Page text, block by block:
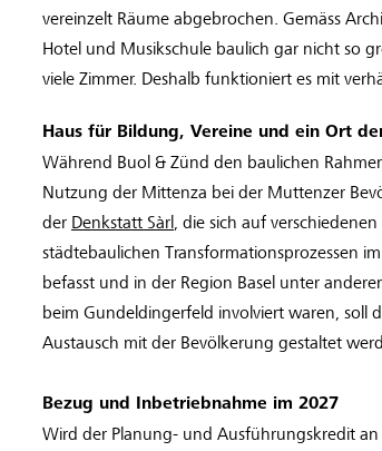
vereinzelt Räume abgebrochen. Gemäss
Hotel und Musikschule baulich gar nicht so
viele Zimmer. Deshalb funktioniert es mit
Haus für Bildung, Vereine und ein Ort
Während Buol & Zünd den baulichen
Nutzung der Mittenza bei der Muttenzer
der Denkstatt Sàrl , die sich auf
städtebaulichen Transformationsprozessen
befasst und in der Region Basel unter
beim Gundeldingerfeld involviert waren, soll
Austausch mit der Bevölkerung gestaltet
Bezug und Inbetriebnahme im 2027
Wird der Planung- und Ausführungskredit